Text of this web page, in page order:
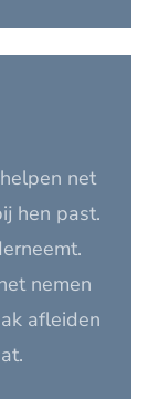
net
hen past.
nemen
afleiden